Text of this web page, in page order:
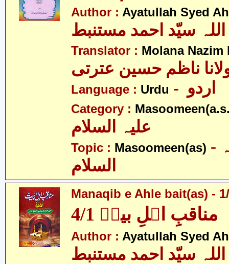
Author : Ayatullah Syed
سیّد احمد مستنبط
Translator : Molana Nazim
ناظم حسین عترتی
Language : Urdu
Category :
Topic : Masoomeen(as) - معصومین علیہ
السلام
Manaqib e Ahle bait(as) -
مناقبِ اہلِ بیتؑ 4/1
Author : Ayatullah Syed
سیّد احمد مستنبط